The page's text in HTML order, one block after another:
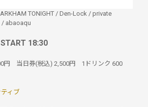
ARKHAM TONIGHT / Den-Lock / private
/ abaoaqu
18:30
円 当日券(税込) 2,500円 1ドリンク 600
ィブ